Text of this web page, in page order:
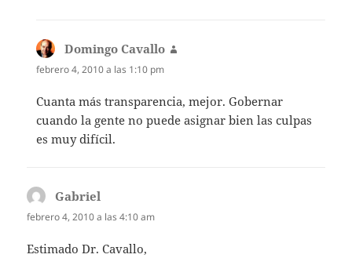
Domingo Cavallo
febrero 4, 2010 a las 1:10 pm
Cuanta más transparencia, mejor. Gobernar
cuando la gente no puede asignar bien las culpas
es muy difícil.
Gabriel
febrero 4, 2010 a las 4:10 am
Estimado Dr. Cavallo,